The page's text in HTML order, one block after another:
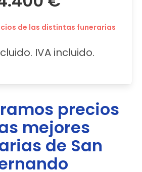
de las distintas funerarias
IVA incluido.
precios
mejores
de San